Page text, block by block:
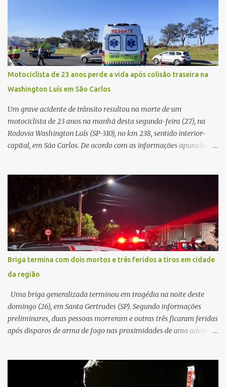
permaneceu com a chave de ignição e se ausentou do local por
cerca de dez minutos para buscar ajuda. Ao retornar, constatou
que o automóvel havia desaparecido. A vítima realizou buscas
pelas imediações, mas não conseguiu localizar o veículo.
Conforme o boletim, um menino de aproximadamente 10 anos
relatou ter visto a Spin passando pelo local fazendo um forte ruído,
característica compatível com o problema mecânico que o veículo
já apresentava antes do furto. O carro possui seguro e, segundo a
v...
Motociclista de 23 anos perde a vida após colisão traseira na
Washington Luís em São Carlos
Um grave acidente de trânsito resultou na morte de um
motociclista de 23 anos na manhã desta segunda-feira (27), na
Rodovia Washington Luís (SP-310), no km 238, sentido interior-
capital, em São Carlos. De acordo com as informações apuradas no
veículo, o trânsito estava lento e congestionado devido a obras
realizadas na rodovia, momento em que ocorreu o impacto. Com
a violência da colisão, o motociclista foi arremessado ao solo.
Testemunhas relataram que o capacete teria se desprendido
durante o acidente. O jovem sofreu ferimentos gravíssimos e
morreu ainda no local. Equipes de resgate e de atendimento da
concessionária responsável pela rodovia foram acionadas e
realizaram a sinalização da via, além de prestarem socorro à
vítima. No entanto, o óbito foi constatado ainda no local do
acidente. A Polícia Militar Rodoviária compareceu para o registro
da ocorrência...
Briga termina com dois mortos e três feridos a tiros em cidade
da região
Uma briga generalizada terminou em tragédia na noite deste
domingo (26), em Santa Gertrudes (SP). Segundo informações
preliminares, duas pessoas morreram e outras três ficaram feridas
após disparos de arma de fogo nas proximidades de uma adega. O
começado dentro do estabelecimento e se estendido para a área
externa, quando dois homens armados passaram a efetuar